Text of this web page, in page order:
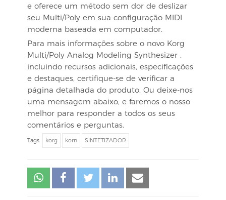
e oferece um método sem dor de deslizar
seu Multi/Poly em sua configuração MIDI
moderna baseada em computador.
Para mais informações sobre o novo Korg
Multi/Poly Analog Modeling Synthesizer ,
incluindo recursos adicionais, especificações
e destaques, certifique-se de verificar a
página detalhada do produto. Ou deixe-nos
uma mensagem abaixo, e faremos o nosso
melhor para responder a todos os seus
comentários e perguntas.
Tags korg korn SINTETIZADOR